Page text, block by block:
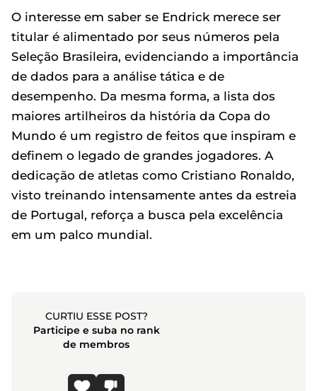
O interesse em saber se Endrick merece ser
titular é alimentado por seus números pela
Seleção Brasileira, evidenciando a importância
de dados para a análise tática e de
desempenho. Da mesma forma, a lista dos
maiores artilheiros da história da Copa do
Mundo é um registro de feitos que inspiram e
definem o legado de grandes jogadores. A
dedicação de atletas como Cristiano Ronaldo,
visto treinando intensamente antes da estreia
de Portugal, reforça a busca pela excelência
em um palco mundial.
CURTIU ESSE POST?
Participe e suba no rank
de membros